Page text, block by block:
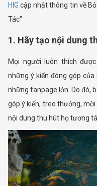
HIG cập nhật thông tin về
Tác"
1. Hãy tạo nội dung
Mọi người luôn thích
những ý kiến đóng góp
những fanpage lớn. Do đó,
góp ý kiến, treo thưởng,
nội dung thu hút họ tương